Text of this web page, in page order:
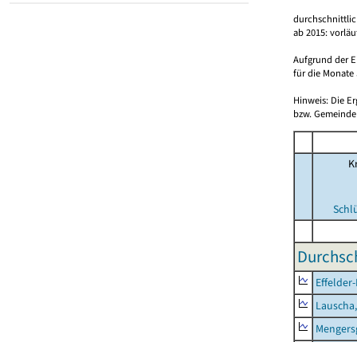
ab 2015:
Aufgrund der
für die Monate
Hinweis: Die
bzw.